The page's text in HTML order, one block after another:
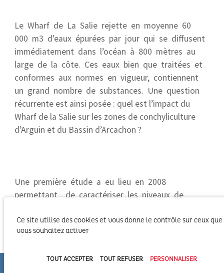
Le Wharf de La Salie rejette en moyenne 60
000 m3 d’eaux épurées par jour qui se diffusent
immédiatement dans l’océan à 800 mètres au
large de la côte. Ces eaux bien que traitées et
conformes aux normes en vigueur, contiennent
un grand nombre de substances. Une question
récurrente est ainsi posée : quel est l’impact du
Wharf de la Salie sur les zones de conchyliculture
d’Arguin et du Bassin d’Arcachon ?
Une première étude a eu lieu en 2008
permettant de caractériser les niveaux de
l’effluent du Wharf de la Salie, et de définir des
traceurs moléculaires spécifiques représentatifs
alkylphénols, métaux…).
Ce site utilise des cookies et vous donne le contrôle sur ceux que
vous souhaitez activer
TOUT ACCEPTER TOUT REFUSER PERSONNALISER